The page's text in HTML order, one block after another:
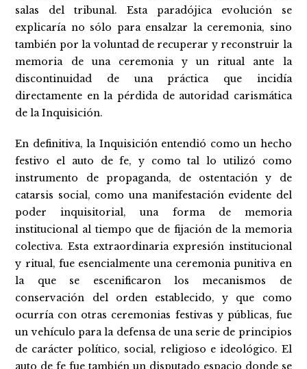
salas del tribunal. Esta paradójica evolución se
explicaría no sólo para ensalzar la ceremonia, sino
también por la voluntad de recuperar y reconstruir la
memoria de una ceremonia y un ritual ante la
discontinuidad de una práctica que incidía
directamente en la pérdida de autoridad carismática
de la Inquisición.
En definitiva, la Inquisición entendió como un hecho
festivo el auto de fe, y como tal lo utilizó como
instrumento de propaganda, de ostentación y de
catarsis social, como una manifestación evidente del
poder inquisitorial, una forma de memoria
institucional al tiempo que de fijación de la memoria
colectiva. Esta extraordinaria expresión institucional
y ritual, fue esencialmente una ceremonia punitiva en
la que se escenificaron los mecanismos de
conservación del orden establecido, y que como
ocurría con otras ceremonias festivas y públicas, fue
un vehículo para la defensa de una serie de principios
de carácter político, social, religioso e ideológico. El
auto de fe fue también un disputado espacio donde se